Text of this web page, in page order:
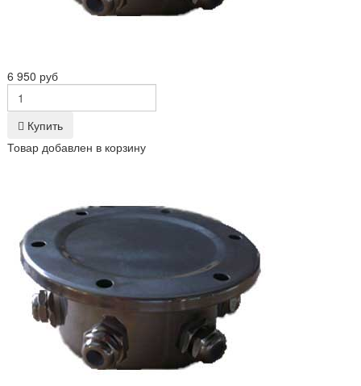
6 950 руб
Купить
Товар добавлен в корзину